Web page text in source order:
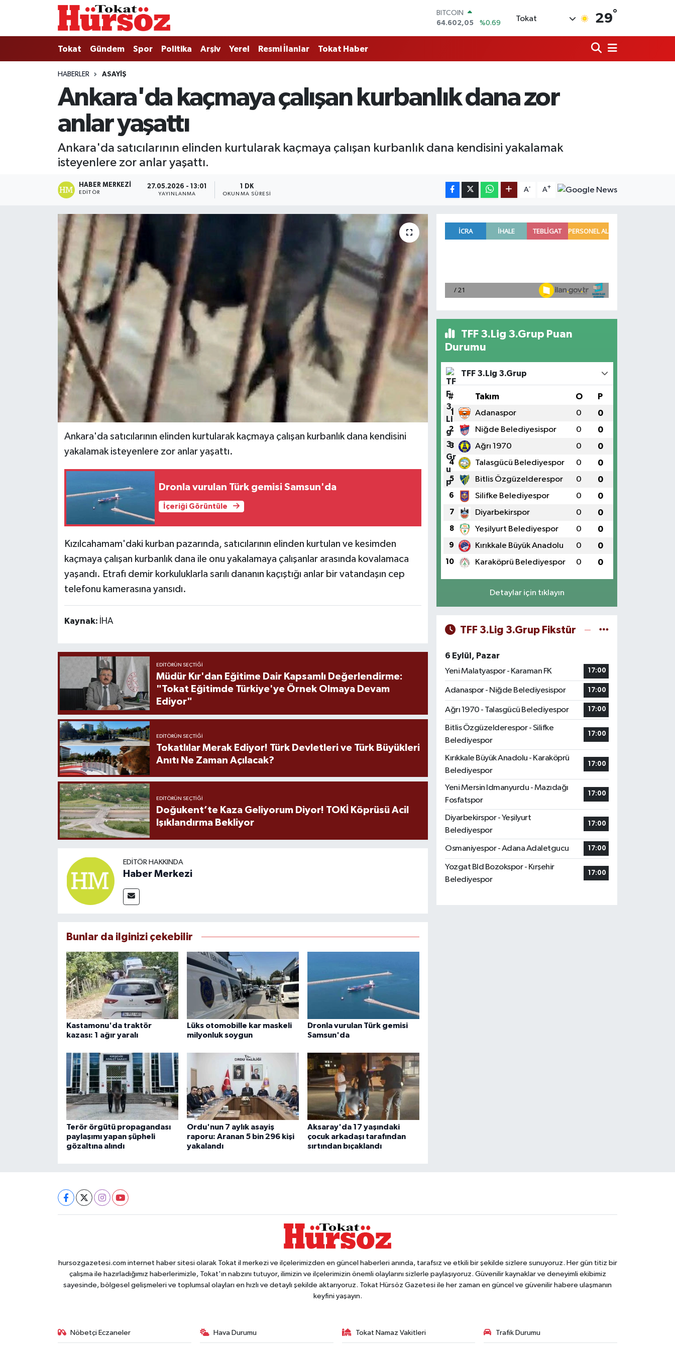
BITCOIN
64.602,05
%0.69
55,0700
%0.1
GRAM ALTIN
6513.94
%0.32
Tokat 29°
Tokat Gündem Spor Politika Arşiv Yerel Resmi İlanlar Tokat Haber
HABERLER ASAYIŞ
Ankara'da kaçmaya çalışan kurbanlık dana zor
anlar yaşattı
Ankara'da satıcılarının elinden kurtularak kaçmaya çalışan kurbanlık dana kendisini yakalamak
isteyenlere zor anlar yaşattı.
HABER MERKEZI
EDITÖR
27.05.2026 - 13:01
YAYINLANMA
1 DK
OKUNMA SÜRESI
A- A+
Ankara'da satıcılarının elinden kurtularak kaçmaya çalışan kurbanlık dana kendisini
yakalamak isteyenlere zor anlar yaşattı.
Dronla vurulan Türk gemisi Samsun'da
İçeriği Görüntüle
Kızılcahamam'daki kurban pazarında, satıcılarının elinden kurtulan ve kesimden
kaçmaya çalışan kurbanlık dana ile onu yakalamaya çalışanlar arasında kovalamaca
yaşandı. Etrafı demir korkuluklarla sarılı dananın kaçıştığı anlar bir vatandaşın cep
telefonu kamerasına yansıdı.
Kaynak: İHA
EDITÖRÜN SEÇTIĞI
Müdür Kır'dan Eğitime Dair Kapsamlı Değerlendirme:
"Tokat Eğitimde Türkiye'ye Örnek Olmaya Devam
Ediyor"
EDITÖRÜN SEÇTIĞI
Tokatlılar Merak Ediyor! Türk Devletleri ve Türk Büyükleri
Anıtı Ne Zaman Açılacak?
EDITÖRÜN SEÇTIĞI
Doğukent’te Kaza Geliyorum Diyor! TOKİ Köprüsü Acil
Işıklandırma Bekliyor
EDITÖR HAKKINDA
Haber Merkezi
Bunlar da ilginizi çekebilir
Kastamonu'da traktör
kazası: 1 ağır yaralı
Lüks otomobille kar maskeli
milyonluk soygun
Dronla vurulan Türk gemisi
Samsun'da
Terör örgütü propagandası
paylaşımı yapan şüpheli
gözaltına alındı
Ordu'nun 7 aylık asayiş
raporu: Aranan 5 bin 296 kişi
yakalandı
Aksaray'da 17 yaşındaki
çocuk arkadaşı tarafından
sırtından bıçaklandı
TFF 3.Lig 3.Grup Puan
Durumu
TFF 3.Lig 3.Grup
# Takım O P
1 Adanaspor 0 0
2 Niğde Belediyesispor 0 0
3 Ağrı 1970 0 0
4 Talasgücü Belediyespor 0 0
5 Bitlis Özgüzelderespor 0 0
6 Silifke Belediyespor 0 0
7 Diyarbekirspor 0 0
8 Yeşilyurt Belediyespor 0 0
9 Kırıkkale Büyük Anadolu 0 0
10 Karaköprü Belediyespor 0 0
Detaylar için tıklayın
TFF 3.Lig 3.Grup Fikstür
6 Eylül, Pazar
Yeni Malatyaspor - Karaman FK
17:00
Adanaspor - Niğde Belediyesispor 17:00
Ağrı 1970 - Talasgücü Belediyespor 17:00
Bitlis Özgüzelderespor - Silifke
Belediyespor
17:00
Kırıkkale Büyük Anadolu - Karaköprü
Belediyespor
17:00
Yeni Mersin Idmanyurdu - Mazıdağı
Fosfatspor
17:00
Diyarbekirspor - Yeşilyurt
Belediyespor
17:00
Osmaniyespor - Adana Adaletgucu 17:00
Yozgat Bld Bozokspor - Kırşehir
Belediyespor
17:00
hursozgazetesi.com internet haber sitesi olarak Tokat il merkezi ve ilçelerimizden en güncel haberleri anında, tarafsız ve etkili bir şekilde sizlere sunuyoruz. Her gün titiz bir
çalışma ile hazırladığımız haberlerimizle, Tokat'ın nabzını tutuyor, ilimizin ve ilçelerimizin önemli olaylarını sizlerle paylaşıyoruz. Güvenilir kaynaklar ve deneyimli ekibimiz
sayesinde, bölgesel gelişmeleri ve toplumsal olayları en hızlı ve detaylı şekilde aktarıyoruz. Tokat Hürsöz Gazetesi ile her zaman en güncel ve güvenilir habere ulaşmanın
keyfini yaşayın.
Nöbetçi Eczaneler Hava Durumu Tokat Namaz Vakitleri Trafik Durumu
Tokat
Türkiye Gündemi
Gündem
Politika
Tokat Spor
Ekonomi
Tokat Haber
Nöbetçi Eczaneler
Hava Durumu
Tokat Namaz Vakitleri
Tüm Manşetler
Son Dakika Haberleri
Haber Arşivi